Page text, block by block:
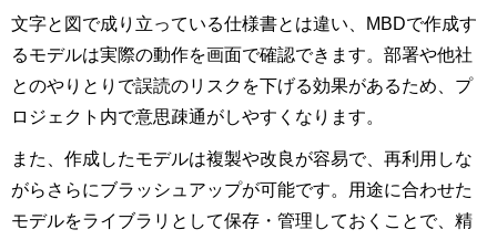
文字と図で成り立っている仕様書とは違い、MBDで作成す
るモデルは実際の動作を画面で確認できます。部署や他社
とのやりとりで誤読のリスクを下げる効果があるため、プ
ロジェクト内で意思疎通がしやすくなります。
また、作成したモデルは複製や改良が容易で、再利用しな
がらさらにブラッシュアップが可能です。用途に合わせた
モデルをライブラリとして保存・管理しておくことで、精